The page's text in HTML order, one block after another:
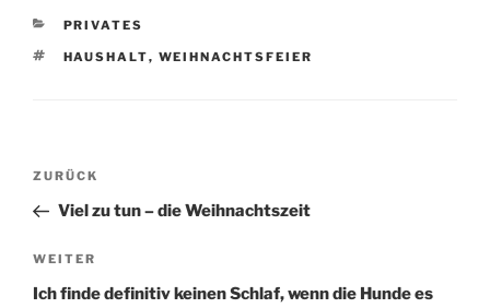
KATEGORIEN
PRIVATES
SCHLAGWÖRTER
HAUSHALT, WEIHNACHTSFEIER
Beitragsnavigation
Vorheriger
Beitrag
ZURÜCK
Viel zu tun – die Weihnachtszeit
Nächster
Beitrag
WEITER
Ich finde definitiv keinen Schlaf, wenn die Hunde es